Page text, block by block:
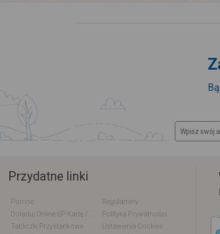
Przydatne linki
Pomoc
Regulaminy
Polityka Prywatności
Tabliczki Przystankowe
Ustawienia Cookies